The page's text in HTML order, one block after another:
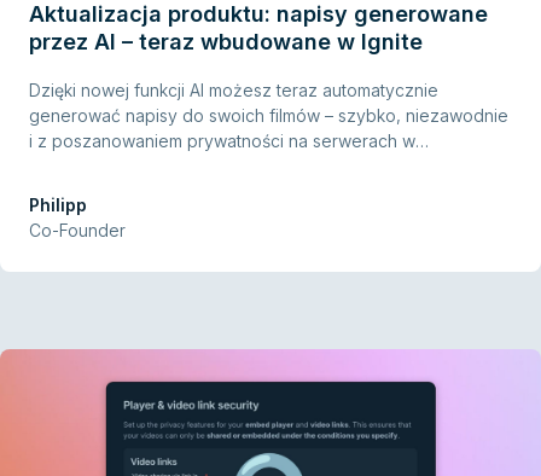
Aktualizacja produktu: napisy generowane
przez AI – teraz wbudowane w Ignite
Dzięki nowej funkcji AI możesz teraz automatycznie
generować napisy do swoich filmów – szybko, niezawodnie
i z poszanowaniem prywatności na serwerach w
język, kliknij start i gotowe.
Philipp
Co-Founder